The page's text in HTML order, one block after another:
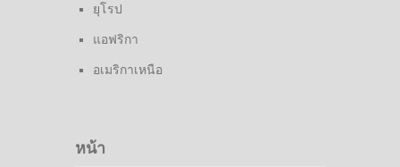
ยุโรป
แอฟริกา
อเมริกาเหนือ
หน้า